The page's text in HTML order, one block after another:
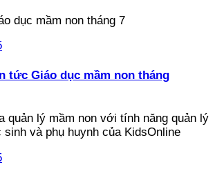
tức Giáo dục mầm non tháng